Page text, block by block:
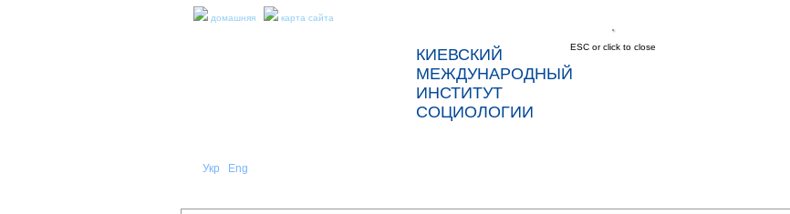
домашняя карта сайта
КИЕВСКИЙ
МЕЖДУНАРОДНЫЙ
ИНСТИТУТ
СОЦИОЛОГИИ
Укр Eng
ESC or click to close